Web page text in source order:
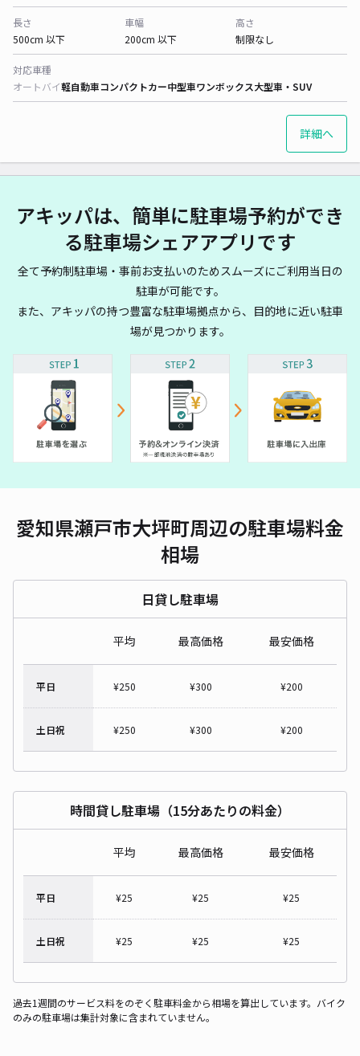
長さ
500cm 以下
車幅
200cm 以下
高さ
制限なし
対応車種
オートバイ軽自動車コンパクトカー中型車ワンボックス大型車・SUV
詳細へ
アキッパは、簡単に駐車場予約ができ
る駐車場シェアアプリです
全て予約制駐車場・事前お支払いのためスムーズにご利用当日の
駐車が可能です。
また、アキッパの持つ豊富な駐車場拠点から、目的地に近い駐車
場が見つかります。
愛知県瀬戸市大坪町周辺の駐車場料金
相場
日貸し駐車場
平均 最高価格 最安価格
平日 ¥250 ¥300 ¥200
土日祝 ¥250 ¥300 ¥200
時間貸し駐車場（15分あたりの料金）
平均 最高価格 最安価格
平日 ¥25 ¥25 ¥25
土日祝 ¥25 ¥25 ¥25
過去1週間のサービス料をのぞく駐車料金から相場を算出しています。バイク
のみの駐車場は集計対象に含まれていません。